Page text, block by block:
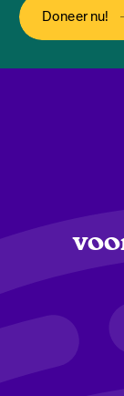
Doneer nu!